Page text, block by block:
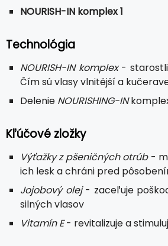
NOURISH-IN komplex 1
Technológia
NOURISH-IN komplex-
Čím sú vlasy vlnitější a
Delenie NOURISHING-IN
Kľúčové zložky
Výťažky z pšeničných otrúb-
ich lesk a chráni pred
Jojobový olej- zaceľuje
silných vlasov
Vitamín E- revitalizuje a